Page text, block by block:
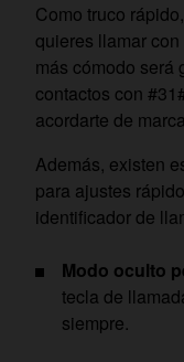
Como truco
quieres llamar
más cómodo será
contactos con
acordarte de
Además, existen
para ajustes
identificador de
Modo oculto
tecla de
siempre.